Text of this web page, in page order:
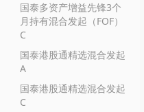
国泰多资产增益先锋3个
月持有混合发起（FOF）
C
国泰港股通精选混合发起
A
国泰港股通精选混合发起
C